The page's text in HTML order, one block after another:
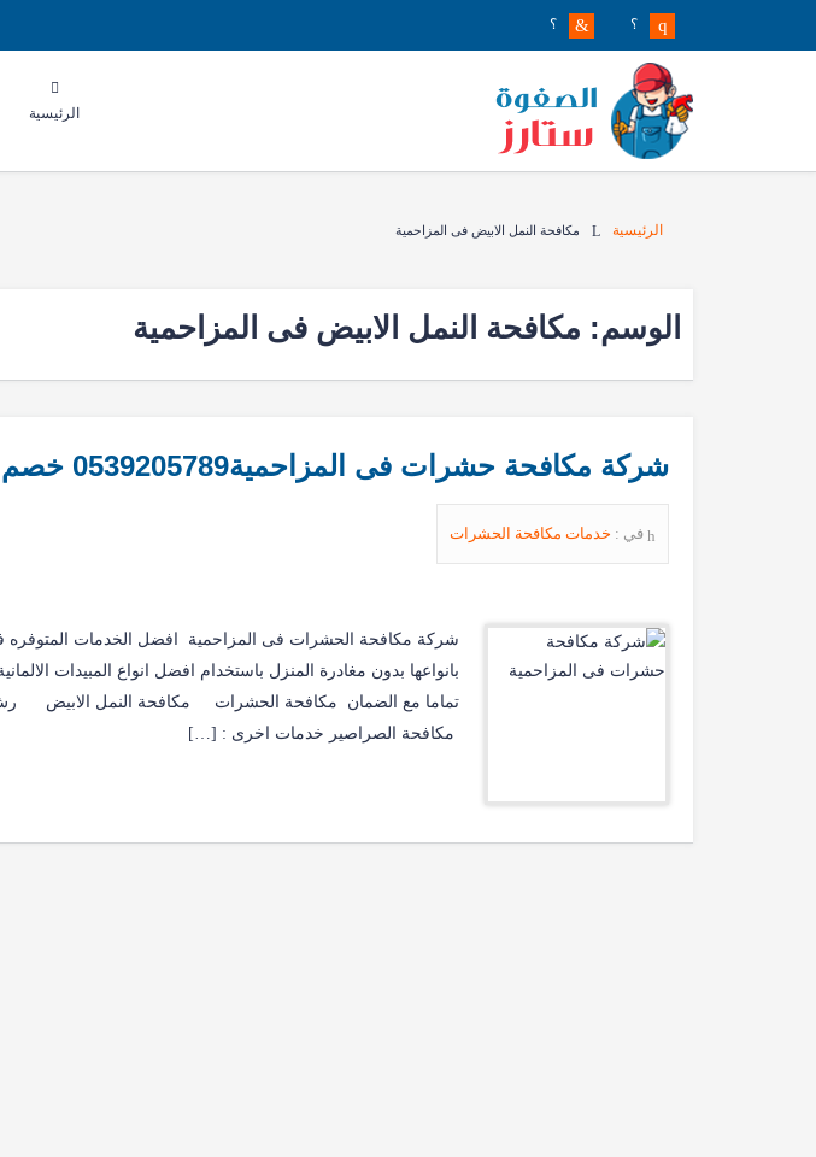
؟
الرئيسية
الرئيسية مكافحة النمل الابيض فى المزاحمية
الوسم: مكافحة النمل الابيض فى المزاحمية
شركة مكافحة حشرات فى المزاحمية0539205789 خصم 39% مع الضمان
في : خدمات مكافحة الحشرات
شركة مكافحة الحشرات فى المزاحمية افضل الخدمات المتوفره
بانواعها بدون مغادرة المنزل باستخدام افضل انواع المبيدات
تماما مع الضمان مكافحة الحشرات مكافحة النمل
مكافحة الصراصير خدمات اخرى : […]